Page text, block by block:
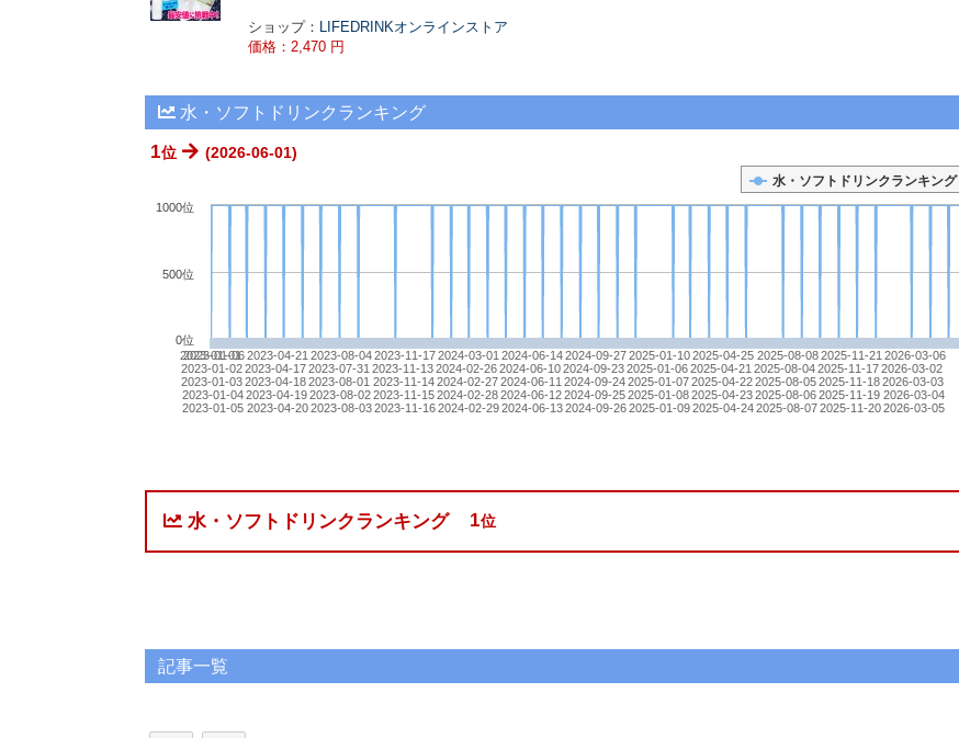
ショップ： LIFEDRINKオンラインストア
価格：2,470 円
水・ソフトドリンクランキング
1位 (2026-06-01)
水・ソフトドリンクランキング
2023-01-01
2023-01-02
2023-01-03
2023-01-04
2023-01-05
2023-01-06
2023-04-17
2023-04-18
2023-04-19
2023-04-20
2023-04-21
2023-07-31
2023-08-01
2023-08-02
2023-08-03
2023-08-04
2023-11-13
2023-11-14
2023-11-15
2023-11-16
2023-11-17
2024-02-26
2024-02-27
2024-02-28
2024-02-29
2024-03-01
2024-06-10
2024-06-11
2024-06-12
2024-06-13
2024-06-14
2024-09-23
2024-09-24
2024-09-25
2024-09-26
2024-09-27
2025-01-06
2025-01-07
2025-01-08
2025-01-09
2025-01-10
2025-04-21
2025-04-22
2025-04-23
2025-04-24
2025-04-25
2025-08-04
2025-08-05
2025-08-06
2025-08-07
2025-08-08
2025-11-17
2025-11-18
2025-11-19
2025-11-20
2025-11-21
2026-03-02
2026-03-03
2026-03-04
2026-03-05
2026-03-06
0位
500位
1000位
水・ソフトドリンクランキング 1位
記事一覧